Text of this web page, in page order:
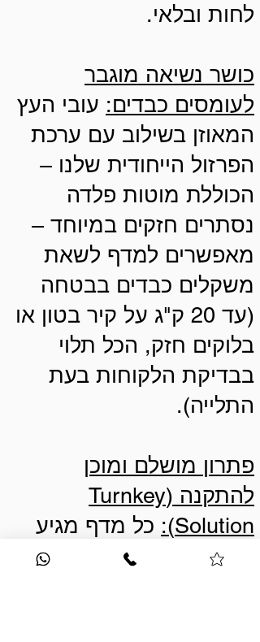
לחות ובלאי.
כושר נשיאה מוגבר
לעומסים כבדים: עובי העץ
המאוזן בשילוב עם ערכת
הפרזול הייחודית שלנו –
הכוללת מוטות פלדה
נסתרים חזקים במיוחד –
מאפשרים למדף לשאת
משקלים כבדים בבטחה
(עד 20 ק"ג על קיר בטון או
בלוקים חזק, הכל תלוי
בבדיקת הלקוחות בעת
התלייה).
פתרון מושלם ומוכן
להתקנה (Turnkey
Solution):
כל מדף מגיע
אליכם כשהוא כבר קדוח